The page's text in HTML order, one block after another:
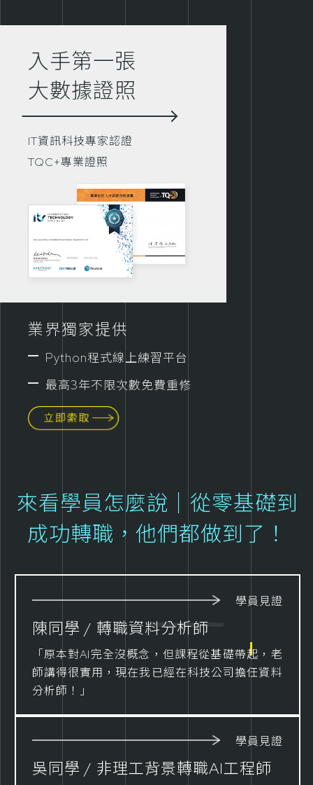
入手第一張
大數據證照
IT資訊科技專家認證
TQC+專業證照
業界獨家提供
Python程式線上練習平台
最高3年不限次數免費重修
來看學員怎麼說｜從零基礎到
成功轉職，他們都做到了！
學員見證
陳同學 / 轉職資料分析師
「原本對AI完全沒概念，但課程從基礎帶起，老
師講得很實用，現在我已經在科技公司擔任資料
分析師！」
學員見證
吳同學 / 非理工背景轉職AI工程師